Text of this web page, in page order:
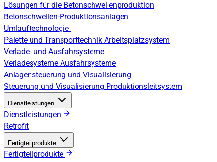
Lösungen für die Betonschwellenproduktion
Betonschwellen-Produktionsanlagen
Umlauftechnologie
Palette und Transporttechnik Arbeitsplatzsystem
Verlade- und Ausfahrsysteme
Verladesysteme Ausfahrsysteme
Anlagensteuerung und Visualisierung
Steuerung und Visualisierung Produktionsleitsystem
Dienstleistungen
Dienstleistungen
Retrofit
Fertigteilprodukte
Fertigteilprodukte